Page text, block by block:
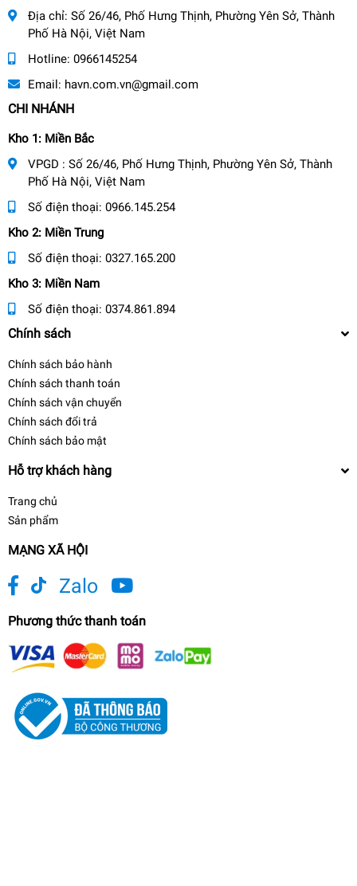
Địa chỉ: Số 26/46, Phố Hưng Thịnh, Phường Yên Sở, Thành
Phố Hà Nội, Việt Nam
Hotline: 0966145254
Email: havn.com.vn@gmail.com
CHI NHÁNH
Kho 1: Miền Bắc
VPGD : Số 26/46, Phố Hưng Thịnh, Phường Yên Sở, Thành
Phố Hà Nội, Việt Nam
Số điện thoại: 0966.145.254
Kho 2: Miền Trung
Số điện thoại: 0327.165.200
Kho 3: Miền Nam
Số điện thoại: 0374.861.894
Chính sách
Chính sách bảo hành
Chính sách thanh toán
Chính sách vận chuyển
Chính sách đổi trả
Chính sách bảo mật
Hỗ trợ khách hàng
Trang chủ
Sản phẩm
MẠNG XÃ HỘI
Zalo
Phương thức thanh toán